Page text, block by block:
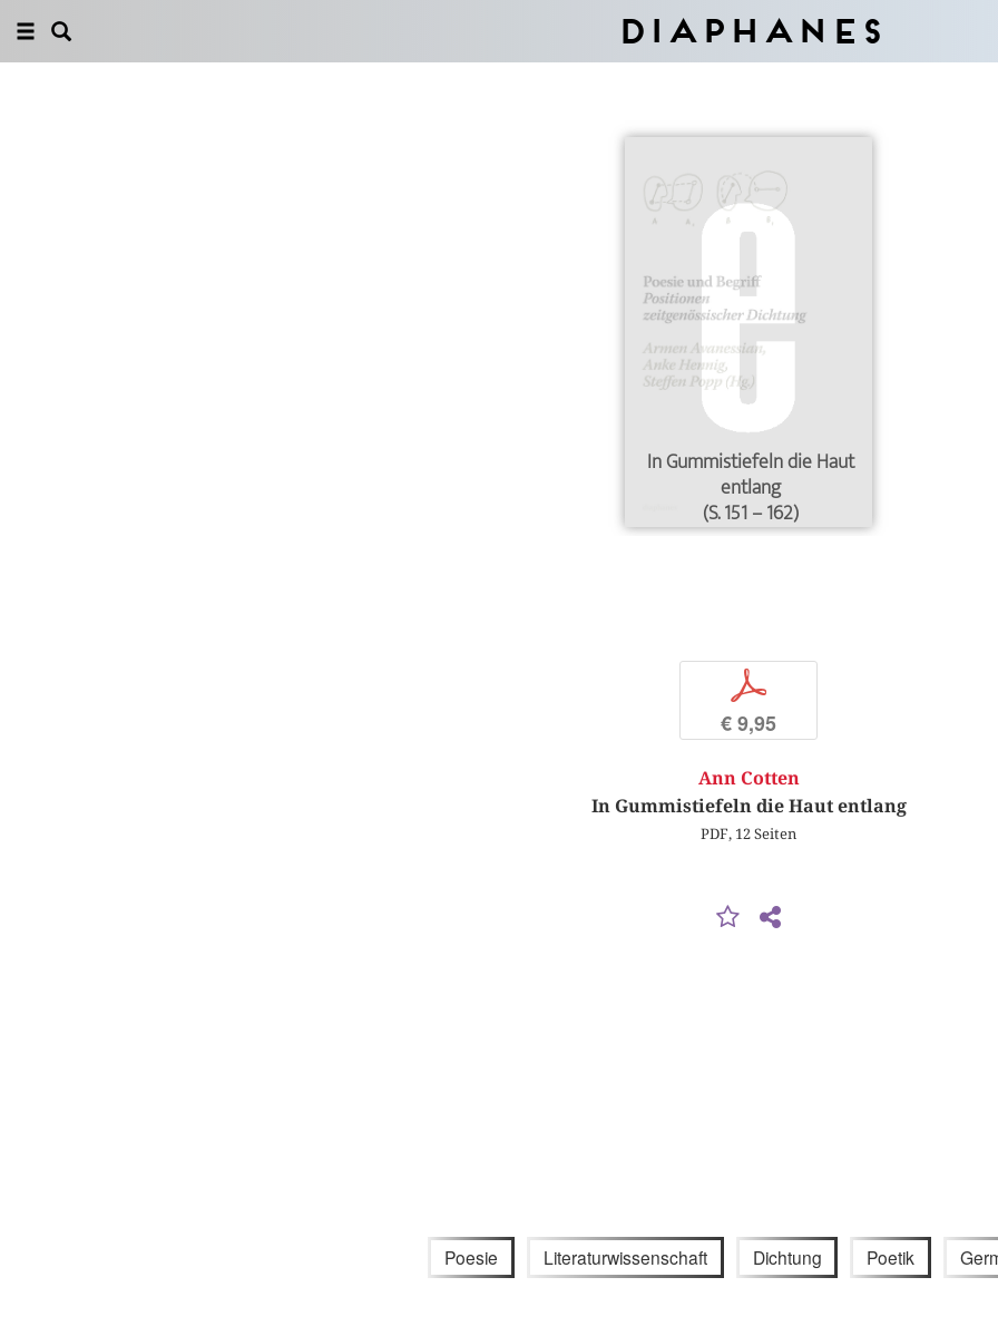
Diaphanes
In Gummistiefeln die Haut
entlang
(S. 151 – 162)
p
€ 9,95
Ann Cotten
In Gummistiefeln die Haut entlang
PDF, 12 Seiten
Poesie Literaturwissenschaft Dichtung Poetik